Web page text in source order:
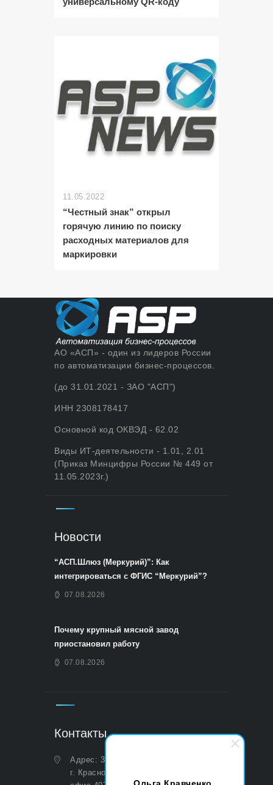
Ольга Кравченко
11.05.2022
“Честный знак” открыл
горячую линию по поиску
расходных материалов для
маркировки
АО «АСП» - один из лидеров России
по автоматизации бизнес-процессов.
(до 31.01.2021 - ЗАО "АСП")
ИНН 2308178417
Основной код ОКВЭД - 62.02
Виды ИТ-деятельности - 1.01, 2.01
(Приказ Минцифры России № 449 от
11.05.2023г.)
Новости
“АСП.Шлюз (Меркурий)”: Как
интегрироваться с ФГИС “Меркурий”?
07.08.2026
Почему крупный мясной завод
приостановил работу
07.08.2026
Контакты
Адрес: 350051, Краснодарский край,
г. Краснодар, ул. Дальняя, д. 27,